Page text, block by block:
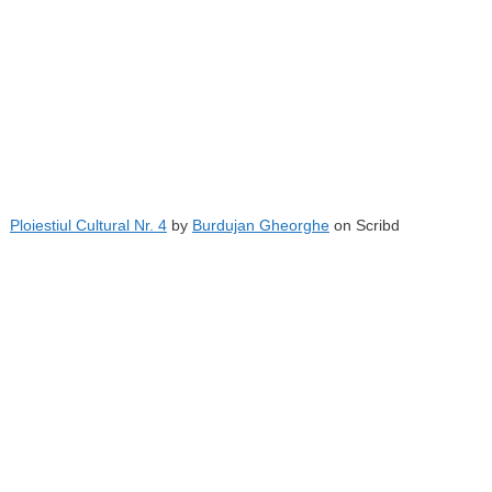
Ploiestiul Cultural Nr. 4by Burdujan Gheorgheon Scribd